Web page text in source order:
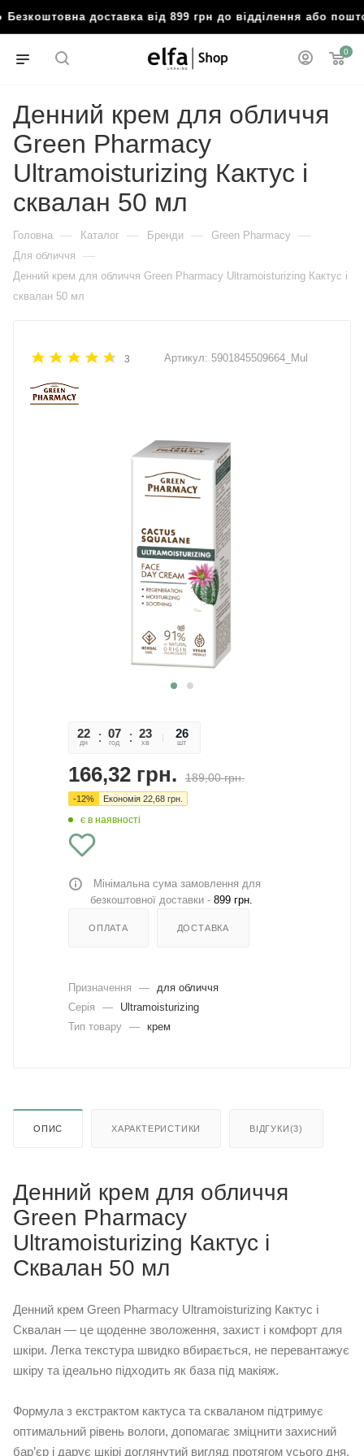
доставка від 899 грн до відділення або
0
Денний крем для обличчя
Green Рharmacy
Ultramoisturizing Кактус і
сквалан 50 мл
Головна — Каталог — Бренди — Green Pharmacy —
Для обличчя —
Денний крем для обличчя Green Рharmacy Ultramoisturizing Кактус і
сквалан 50 мл
3 Артикул: 5901845509664_Mul
22
дн
07
год
23
хв
58
сек
26
шт
166,32 грн. 189,00грн.
-12% Економія 22,68 грн.
є в наявності
Мінімальна сума замовлення для
безкоштовної доставки - 899 грн.
ОПЛАТА ДОСТАВКА
Призначення —
для обличчя
Серія
—
Ultramoisturizing
Тип товару — крем
ОПИС ХАРАКТЕРИСТИКИ ВІДГУКИ(3)
Денний крем для обличчя
Green Pharmacy
Ultramoisturizing Кактус і
Сквалан 50 мл
Денний крем Green Pharmacy Ultramoisturizing Кактус і
Сквалан — це щоденне зволоження, захист і комфорт для
шкіри. Легка текстура швидко вбирається, не перевантажує
шкіру та ідеально підходить як база під макіяж.
Формула з екстрактом кактуса та скваланом підтримує
оптимальний рівень вологи, допомагає зміцнити захисний
бар’єр і дарує шкірі доглянутий вигляд протягом усього дня.